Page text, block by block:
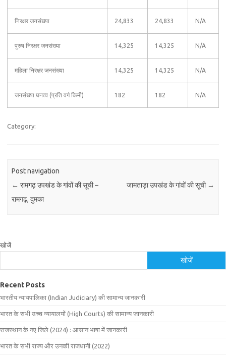
निरक्षर जनसंख्या 24,833 24,833 N/A
पुरुष निरक्षर जनसंख्या 14,325 14,325 N/A
महिला निरक्षर जनसंख्या 14,325 14,325 N/A
जनसंख्या घनत्व (प्रति वर्ग किमी) 182 182 N/A
Category:
Post navigation
← रामगढ़ उपखंड के गांवों की सूची –
रामगढ़, दुमका
जामताड़ा उपखंड के गांवों की सूची →
खोजें
खोजें
Recent Posts
भारतीय न्यायपालिका (Indian Judiciary) की सामान्य जानकारी
भारत के सभी उच्च न्यायालयों (High Courts) की सामान्य जानकारी
राजस्थान के नए जिले (2024) : आसान भाषा में जानकारी
भारत के सभी राज्य और उनकी राजधानी (2022)